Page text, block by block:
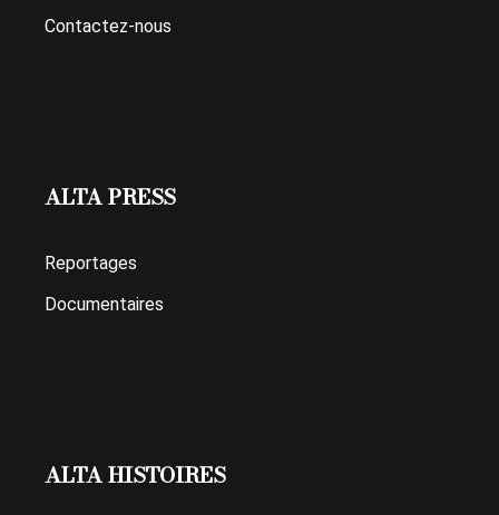
Contactez-nous
ALTA PRESS
Reportages
Documentaires
ALTA HISTOIRES